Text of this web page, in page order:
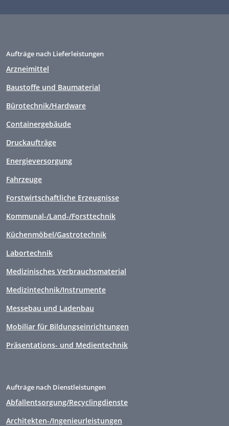
Aufträge nach Lieferleistungen
Arzneimittel
Baustoffe und Baumaterial
Bürotechnik/Hardware
Containergebäude
Druckaufträge
Energieversorgung
Fahrzeuge
Forstwirtschaftliche Erzeugnisse
Kommunal-/Land-/Forsttechnik
Küchenmöbel/Gastrotechnik
Labortechnik
Medizinisches Verbrauchsmaterial
Medizintechnik/Instrumente
Messebau und Ladenbau
Mobiliar für Bildungseinrichtungen
Präsentations- und Medientechnik
Aufträge nach Dienstleistungen
Abfallentsorgung/Recyclingdienste
Architekten-/Ingenieurleistungen